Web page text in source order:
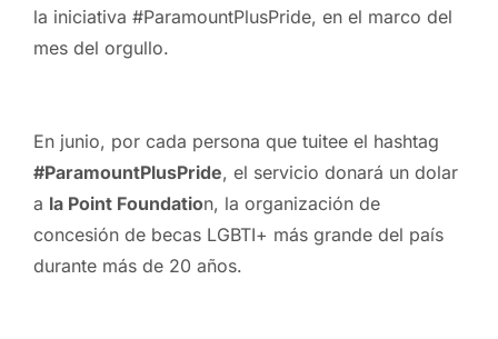
la iniciativa #ParamountPlusPride, en el marco del
mes del orgullo.
En junio, por cada persona que tuitee el hashtag
#ParamountPlusPride, el servicio donará un dolar
a la Point Foundation, la organización de
concesión de becas LGBTI+ más grande del país
durante más de 20 años.